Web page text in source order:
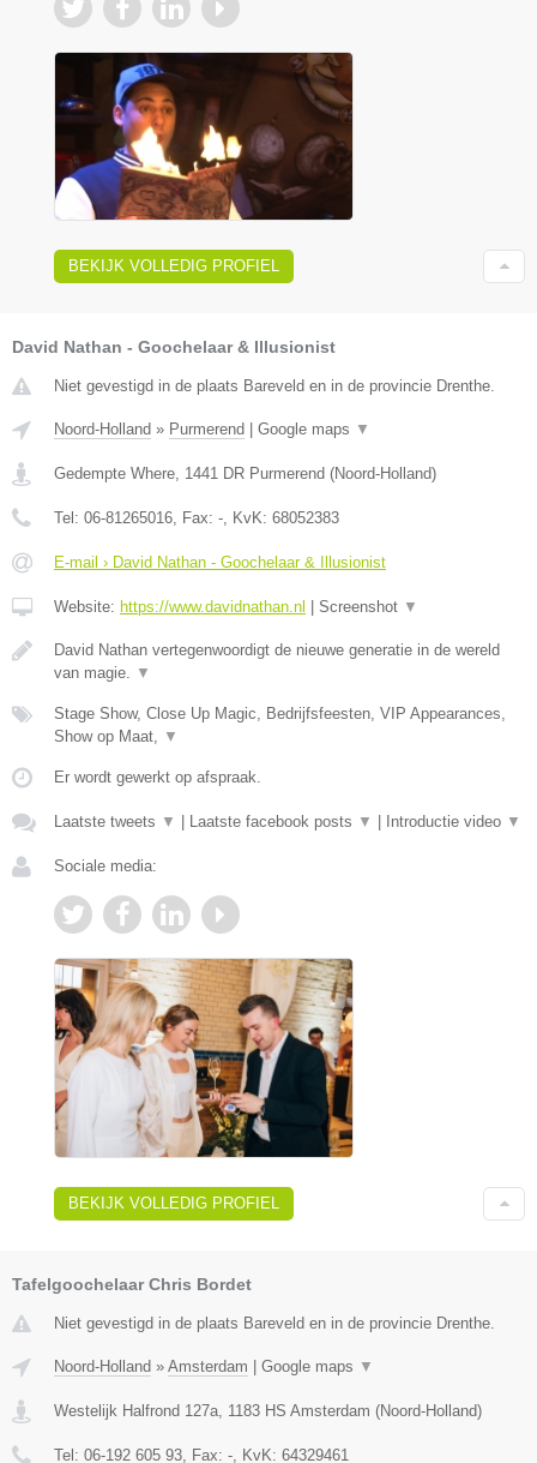
BEKIJK VOLLEDIG PROFIEL
David Nathan - Goochelaar & Illusionist
Niet gevestigd in de plaats Bareveld en in de provincie Drenthe.
Noord-Holland » Purmerend Google maps ▼
Gedempte Where, 1441 DR Purmerend (Noord-Holland)
Tel: 06-81265016, Fax: -, KvK: 68052383
E-mail › David Nathan - Goochelaar & Illusionist
Website: https://www.davidnathan.nl Screenshot ▼
David Nathan vertegenwoordigt de nieuwe generatie in de wereld
van magie. ▼
Stage Show, Close Up Magic, Bedrijfsfeesten, VIP Appearances,
Show op Maat, ▼
Er wordt gewerkt op afspraak.
Laatste tweets ▼ Laatste facebook posts ▼ Introductie video ▼
Sociale media:
BEKIJK VOLLEDIG PROFIEL
Tafelgoochelaar Chris Bordet
Niet gevestigd in de plaats Bareveld en in de provincie Drenthe.
Noord-Holland » Amsterdam | Google maps ▼
Westelijk Halfrond 127a 1183 HS Amsterdam (Noord-Holland)
Tel: 06-192 605 93 , Fax: - , KvK: 64329461